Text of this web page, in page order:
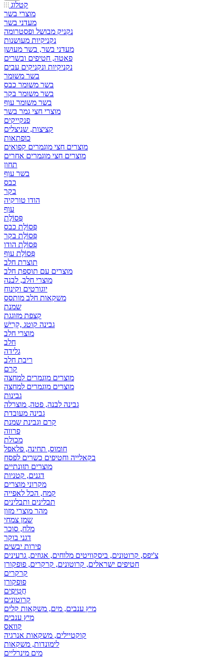
קטלוג
מוצרי בשר
מעדני בשר
נקניק מבושל ופסטרומה
נקניקיות מעושנות
מעדני בשר, בשר מעושן
פאטה, חטיפים ובשרים
נקניקיות ונקניקים עבים
בשר משומר
בשר משומר כבס
בשר משומר בקר
בשר משומר עוף
מוצרי חצי גמר בשר
פנקייקים
קציצות, שניצלים
כופתאות
מוצרים חצי מוגמרים קפואים
מוצרים חצי מוגמרים אחרים
תחון
בשר עוף
כבס
בקר
הודו טורקיה
עוף
פְּסוֹלֶת
פְּסוֹלֶת כבס
פְּסוֹלֶת בקר
פְּסוֹלֶת הודו
פְּסוֹלֶת עוף
תוצרת חלב
מוצרים עם תוספת חלב
מוצרי חלב, לבנה
יוגורטים וקינוח
משקאות חלב מותסס
שמנת
קצפת מזוגגת
גבינה קוטג ,קָרִישׁ
מוצרי חלב
חלב
גלידה
ריבת חלב
קרם
מוצרים מוגמרים למחצה
מוצרים מוגמרים למחצה
גבינות
גבינה לבנה, פטה, מוצרלה
גבינה מעובדת
קרם וגבינת שמנת
פרווה
מכולת
חומוס, תחינה, פלאפל
בקאלייה וחטיפים כשרים לפסח
מוצרים תזונתיים
דגנים, קטניות
מקרוני מוצרים
קמח, הכל לאפייה
תבלינים ותבלינים
מהר מוצרי מזון
שמן צמחי
מלח, סוכר
דגני בוקר
פירות יבשים
צ'יפס, קרוטונים, ביסקוויטים מלוחים, אגוזים, גרעינים
חטיפים ישראלים, קרוטונים, קרקרים, פופקורן
קרקרים
פופקורן
חֲטִיפִים
קרוטונים
מיץ ענבים, מים, משקאות קלים
מיץ ענבים
קוואס
קוקטיילים, משקאות אנרגיה
לימונדות, משקאות
מים מינרליים